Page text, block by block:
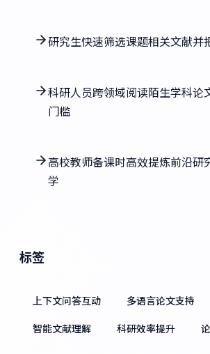
研究生快速筛选课题相关文献并
科研人员跨领域阅读陌生学科论
门槛
高校教师备课时高效提炼前沿研
学
标签
上下文问答互动 多语言论文支持
智能文献理解
科研效率提升